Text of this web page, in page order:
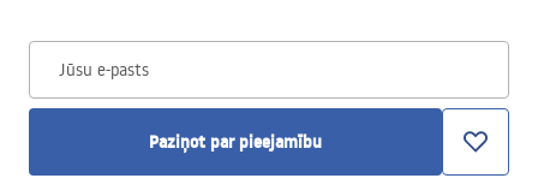
Jūsu e-pasts
Paziņot par pieejamību